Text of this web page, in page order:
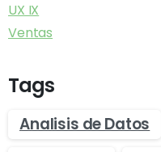
UX IX
Ventas
Tags
Analisis de Datos